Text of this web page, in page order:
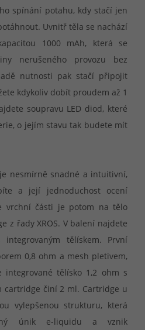
spínání potahu, kdy stačí jen
Uvnitř těla se nachází
1000 mAh, která se
nerušeného provozu bez
nutnosti pak stačí připojit
kdykoliv dobít proudem až 1
soupravu LED diod, které
o jejím stavu tak budete mít
nesmírně snadné a intuitivní,
a její jednoduchost ocení
vrchní části je potom na tělo
z řady XROS. V balení najdete
tělískem. První
0,8 ohm a mesh pletivem,
tělísko 1,2 ohm s
cartridge činí 2 ml. Cartridge u
vylepšenou strukturu, která
únik e-liquidu a vznik